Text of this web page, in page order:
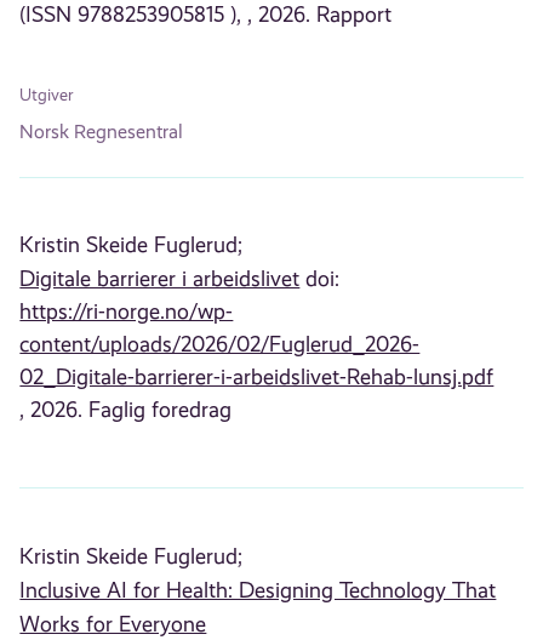
(ISSN 9788253905815 ), , 2026. Rapport
Utgiver
Norsk Regnesentral
Kristin Skeide Fuglerud;
Digitale barrierer i arbeidslivet doi:
https://ri-norge.no/wp-
content/uploads/2026/02/Fuglerud_2026-
02_Digitale-barrierer-i-arbeidslivet-Rehab-lunsj.pdf
, 2026. Faglig foredrag
Kristin Skeide Fuglerud;
Inclusive AI for Health: Designing Technology That
Works for Everyone